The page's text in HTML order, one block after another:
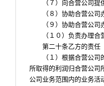
（７）向合营公司
（８）协助合营公
（９）协助合营公
（１０）负责办理合
第二十条乙方的责任
（１）根据合营公
所取得的利润归合营公司
公司业务范围内的业务活